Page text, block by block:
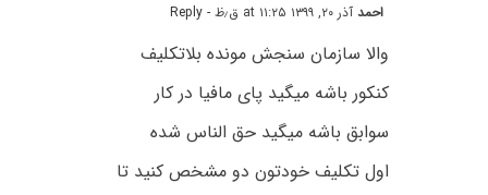
احمدآذر ۲۰, ۱۳۹۹ at ۱۱:۲۵ ق٫ظ - Reply
والا سازمان سنجش مونده بلاتکلیف
کنکور باشه میگید پای مافیا در کار
سوابق باشه میگید حق الناس شده
اول تکلیف خودتون دو مشخص کنید تا